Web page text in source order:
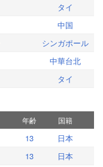
タイ
中国
シンガポール
中華台北
タイ
年齢 国籍
13
日本
13
日本